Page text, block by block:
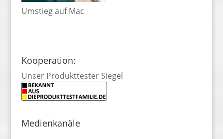
Umstieg auf Mac
Kooperation:
Unser Produkttester Siegel
Medienkanäle